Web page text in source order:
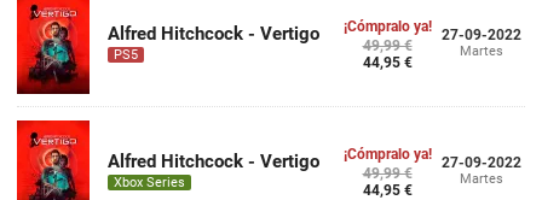
Alfred Hitchcock - Vertigo
PS5
¡Cómpralo ya!
49,99 €
44,95 €
27-09-2022
Martes
Alfred Hitchcock - Vertigo
Xbox Series
¡Cómpralo ya!
49,99 €
44,95 €
27-09-2022
Martes